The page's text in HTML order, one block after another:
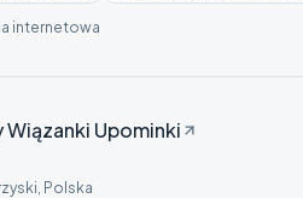
internetowa
Upominki
Polska